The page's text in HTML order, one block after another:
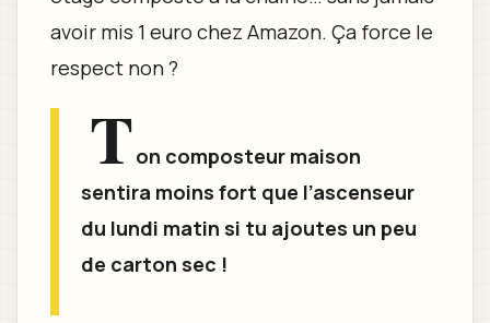
avoir mis 1 euro chez Amazon. Ça force le
respect non ?
Ton composteur maison
sentira moins fort que l’ascenseur
du lundi matin si tu ajoutes un peu
de carton sec !